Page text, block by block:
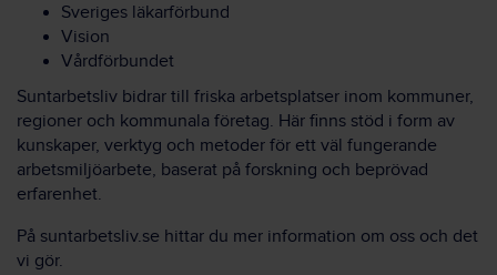
Sveriges läkarförbund
Vision
Vårdförbundet
Suntarbetsliv bidrar till friska arbetsplatser inom kommuner,
regioner och kommunala företag. Här finns stöd i form av
kunskaper, verktyg och metoder för ett väl fungerande
arbetsmiljöarbete, baserat på forskning och beprövad
erfarenhet.
På suntarbetsliv.se hittar du mer information om oss och det
vi gör.